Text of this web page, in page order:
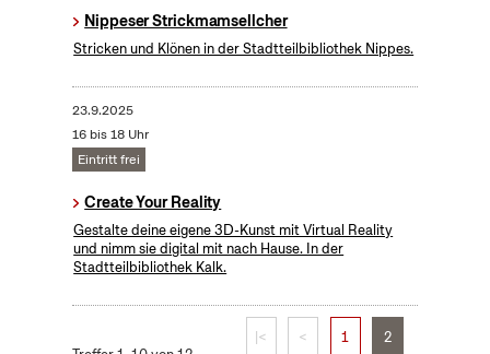
Nippeser Strickmamsellcher
Stricken und Klönen in der Stadtteilbibliothek Nippes.
23.9.2025
16 bis 18 Uhr
Eintritt frei
Create Your Reality
​Gestalte deine eigene 3D-Kunst mit Virtual Reality
und nimm sie digital mit nach Hause. In der
Stadtteilbibliothek Kalk.
|< < 1 2